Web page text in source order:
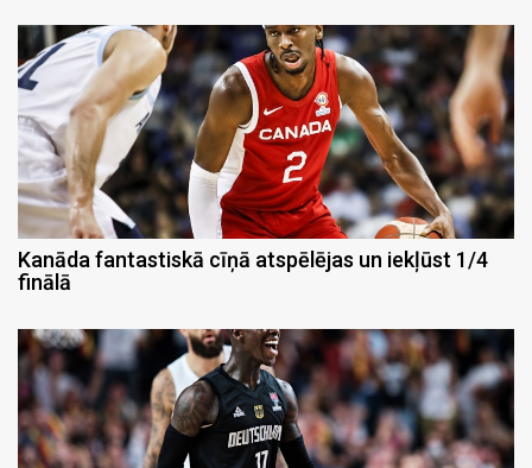
Kanāda fantastiskā cīņā atspēlējas un iekļūst 1/4
finālā